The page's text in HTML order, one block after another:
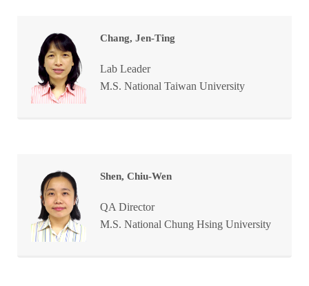
Chang, Jen-Ting
Lab Leader
M.S. National Taiwan University
Shen, Chiu-Wen
QA Director
M.S. National Chung Hsing University